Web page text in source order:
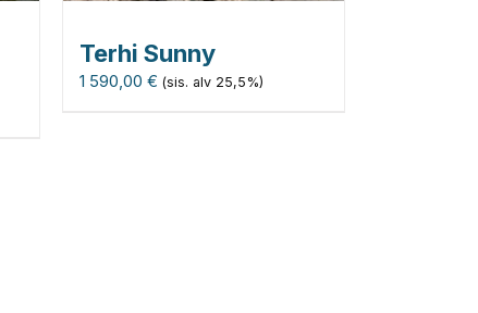
Terhi Sunny
1 590,00 € (sis. alv 25,5%)